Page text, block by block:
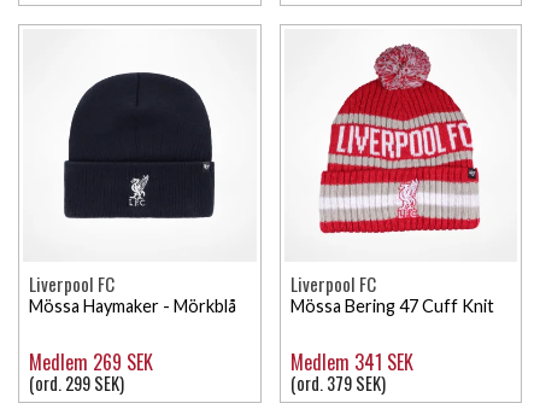
Liverpool FC
Mössa Haymaker - Mörkblå
Medlem 269 SEK
(ord. 299 SEK)
Liverpool FC
Mössa Bering 47 Cuff Knit
Medlem 341 SEK
(ord. 379 SEK)